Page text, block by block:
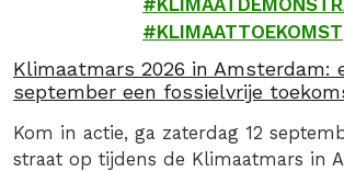
KLIMAATTOEKOMST
Klimaatmars 2026 in Amsterdam:
september een fossielvrije
Kom in actie, ga zaterdag 12
straat op tijdens de Klimaatmars in